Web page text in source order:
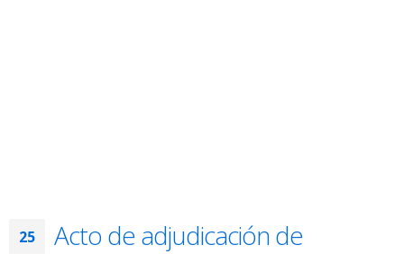
25
Acto de adjudicación de